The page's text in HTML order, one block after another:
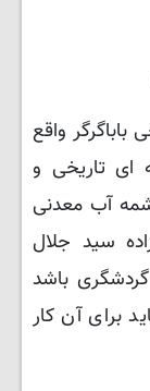
باباگرگر واقع
ای تاریخی و
آب معدنی
سید جلال
باشد
برای آن کار